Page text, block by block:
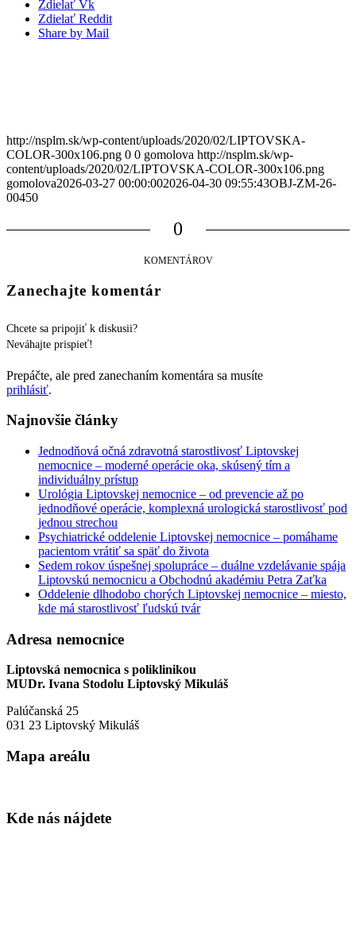
Zdielať Vk
Zdielať Reddit
Share by Mail
http://nsplm.sk/wp-content/uploads/2020/02/LIPTOVSKA-
COLOR-300x106.png 0 0 gomolova http://nsplm.sk/wp-
content/uploads/2020/02/LIPTOVSKA-COLOR-300x106.png
gomolova2026-03-27 00:00:002026-04-30 09:55:43OBJ-ZM-26-
00450
0
KOMENTÁROV
Zanechajte komentár
Chcete sa pripojiť k diskusii?
Neváhajte prispieť!
Prepáčte, ale pred zanechaním komentára sa musíte
prihlásiť.
Najnovšie články
Jednodňová očná zdravotná starostlivosť Liptovskej
nemocnice – moderné operácie oka, skúsený tím a
individuálny prístup
Urológia Liptovskej nemocnice – od prevencie až po
jednodňové operácie, komplexná urologická starostlivosť pod
jednou strechou
Psychiatrické oddelenie Liptovskej nemocnice – pomáhame
pacientom vrátiť sa späť do života
Sedem rokov úspešnej spolupráce – duálne vzdelávanie spája
Liptovskú nemocnicu a Obchodnú akadémiu Petra Zaťka
Oddelenie dlhodobo chorých Liptovskej nemocnice – miesto,
kde má starostlivosť ľudskú tvár
Adresa nemocnice
Liptovská nemocnica s poliklinikou
MUDr. Ivana Stodolu Liptovský Mikuláš
Palúčanská 25
031 23 Liptovský Mikuláš
Mapa areálu
Kde nás nájdete